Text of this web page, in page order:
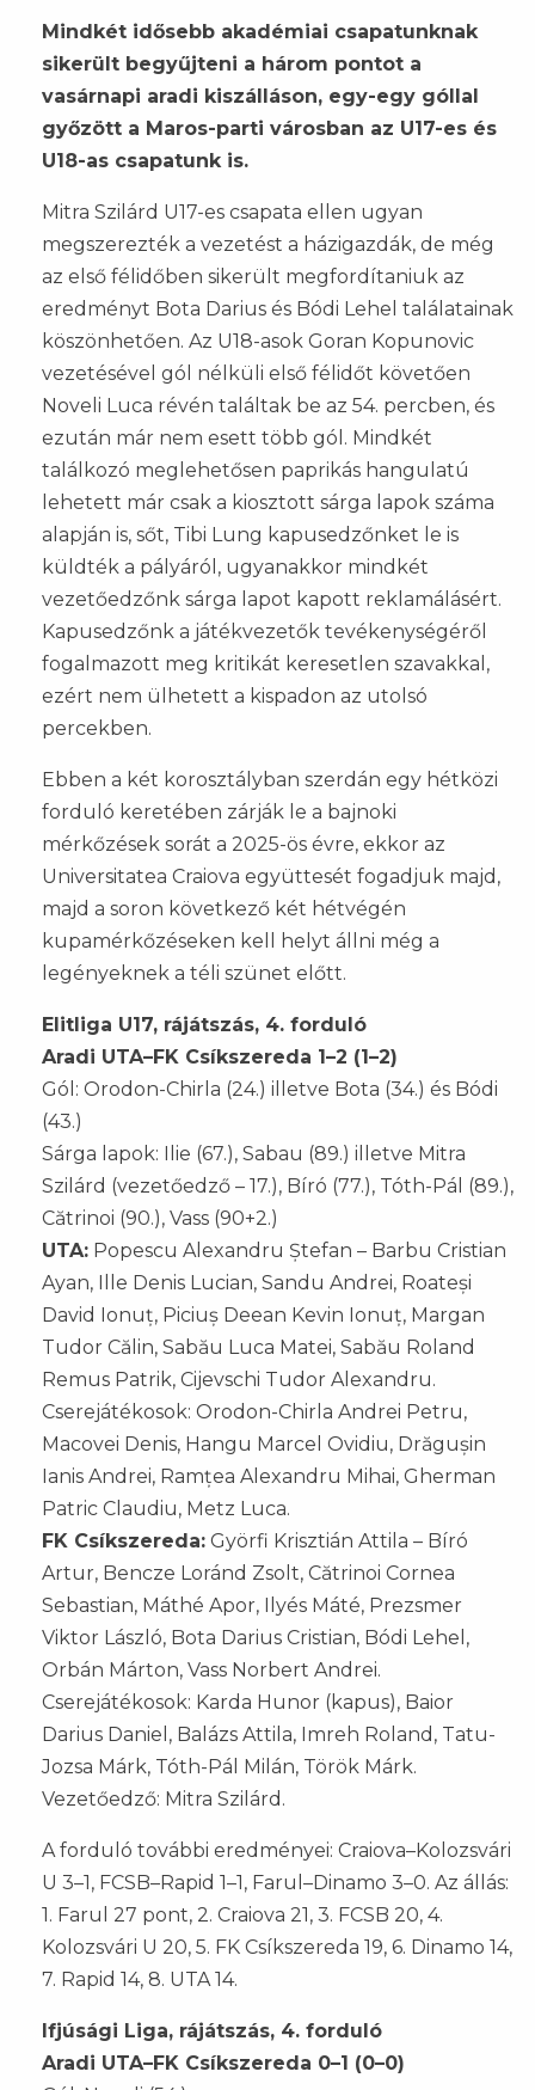
Mindkét idősebb akadémiai csapatunknak
sikerült begyűjteni a három pontot a
vasárnapi aradi kiszálláson, egy-egy góllal
győzött a Maros-parti városban az U17-es és
U18-as csapatunk is.
Mitra Szilárd U17-es csapata ellen ugyan
megszerezték a vezetést a házigazdák, de még
az első félidőben sikerült megfordítaniuk az
eredményt Bota Darius és Bódi Lehel találatainak
köszönhetően. Az U18-asok Goran Kopunovic
vezetésével gól nélküli első félidőt követően
Noveli Luca révén találtak be az 54. percben, és
ezután már nem esett több gól. Mindkét
találkozó meglehetősen paprikás hangulatú
lehetett már csak a kiosztott sárga lapok száma
alapján is, sőt, Tibi Lung kapusedzőnket le is
küldték a pályáról, ugyanakkor mindkét
vezetőedzőnk sárga lapot kapott reklamálásért.
Kapusedzőnk a játékvezetők tevékenységéről
fogalmazott meg kritikát keresetlen szavakkal,
ezért nem ülhetett a kispadon az utolsó
percekben.
Ebben a két korosztályban szerdán egy hétközi
forduló keretében zárják le a bajnoki
mérkőzések sorát a 2025-ös évre, ekkor az
Universitatea Craiova együttesét fogadjuk majd,
majd a soron következő két hétvégén
kupamérkőzéseken kell helyt állni még a
legényeknek a téli szünet előtt.
Elitliga U17, rájátszás, 4. forduló
Aradi UTA–FK Csíkszereda 1–2 (1–2)
Gól: Orodon-Chirla (24.) illetve Bota (34.) és Bódi
(43.)
Sárga lapok: Ilie (67.), Sabau (89.) illetve Mitra
Szilárd (vezetőedző – 17.), Bíró (77.), Tóth-Pál (89.),
Cătrinoi (90.), Vass (90+2.)
UTA: Popescu Alexandru Ștefan – Barbu Cristian
Ayan, Ille Denis Lucian, Sandu Andrei, Roateși
David Ionuț, Piciuș Deean Kevin Ionuț, Margan
Tudor Călin, Sabău Luca Matei, Sabău Roland
Remus Patrik, Cijevschi Tudor Alexandru.
Cserejátékosok: Orodon-Chirla Andrei Petru,
Macovei Denis, Hangu Marcel Ovidiu, Drăgușin
Ianis Andrei, Ramțea Alexandru Mihai, Gherman
Patric Claudiu, Metz Luca.
FK Csíkszereda: Györfi Krisztián Attila – Bíró
Artur, Bencze Loránd Zsolt, Cătrinoi Cornea
Sebastian, Máthé Apor, Ilyés Máté, Prezsmer
Viktor László, Bota Darius Cristian, Bódi Lehel,
Orbán Márton, Vass Norbert Andrei.
Cserejátékosok: Karda Hunor (kapus), Baior
Darius Daniel, Balázs Attila, Imreh Roland, Tatu-
Jozsa Márk, Tóth-Pál Milán, Török Márk.
Vezetőedző: Mitra Szilárd.
A forduló további eredményei: Craiova–Kolozsvári
U 3–1, FCSB–Rapid 1–1, Farul–Dinamo 3–0. Az állás:
1. Farul 27 pont, 2. Craiova 21, 3. FCSB 20, 4.
Kolozsvári U 20, 5. FK Csíkszereda 19, 6. Dinamo 14,
7. Rapid 14, 8. UTA 14.
Ifjúsági Liga, rájátszás, 4. forduló
Aradi UTA–FK Csíkszereda 0–1 (0–0)